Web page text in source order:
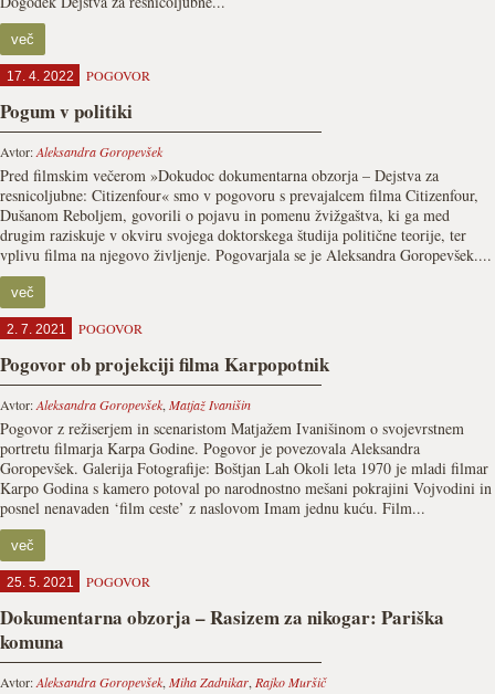
več
17. 4. 2022 POGOVOR
Pogum v politiki
Avtor:Aleksandra Goropevšek
Pred filmskim večerom »Dokudoc dokumentarna obzorja – Dejstva za
resnicoljubne: Citizenfour« smo v pogovoru s prevajalcem filma Citizenfour,
Dušanom Reboljem, govorili o pojavu in pomenu žvižgaštva, ki ga med
drugim raziskuje v okviru svojega doktorskega študija politične teorije, ter
vplivu filma na njegovo življenje. Pogovarjala se je Aleksandra Goropevšek....
več
2. 7. 2021 POGOVOR
Pogovor ob projekciji filma Karpopotnik
Avtor:Aleksandra Goropevšek, Matjaž Ivanišin
Pogovor z režiserjem in scenaristom Matjažem Ivanišinom o svojevrstnem
portretu filmarja Karpa Godine. Pogovor je povezovala Aleksandra
Goropevšek. Galerija Fotografije: Boštjan Lah Okoli leta 1970 je mladi filmar
Karpo Godina s kamero potoval po narodnostno mešani pokrajini Vojvodini in
posnel nenavaden ‘film ceste’ z naslovom Imam jednu kuću. Film...
več
25. 5. 2021 POGOVOR
Dokumentarna obzorja – Rasizem za nikogar: Pariška
komuna
Avtor:Aleksandra Goropevšek, Miha Zadnikar, Rajko Muršič